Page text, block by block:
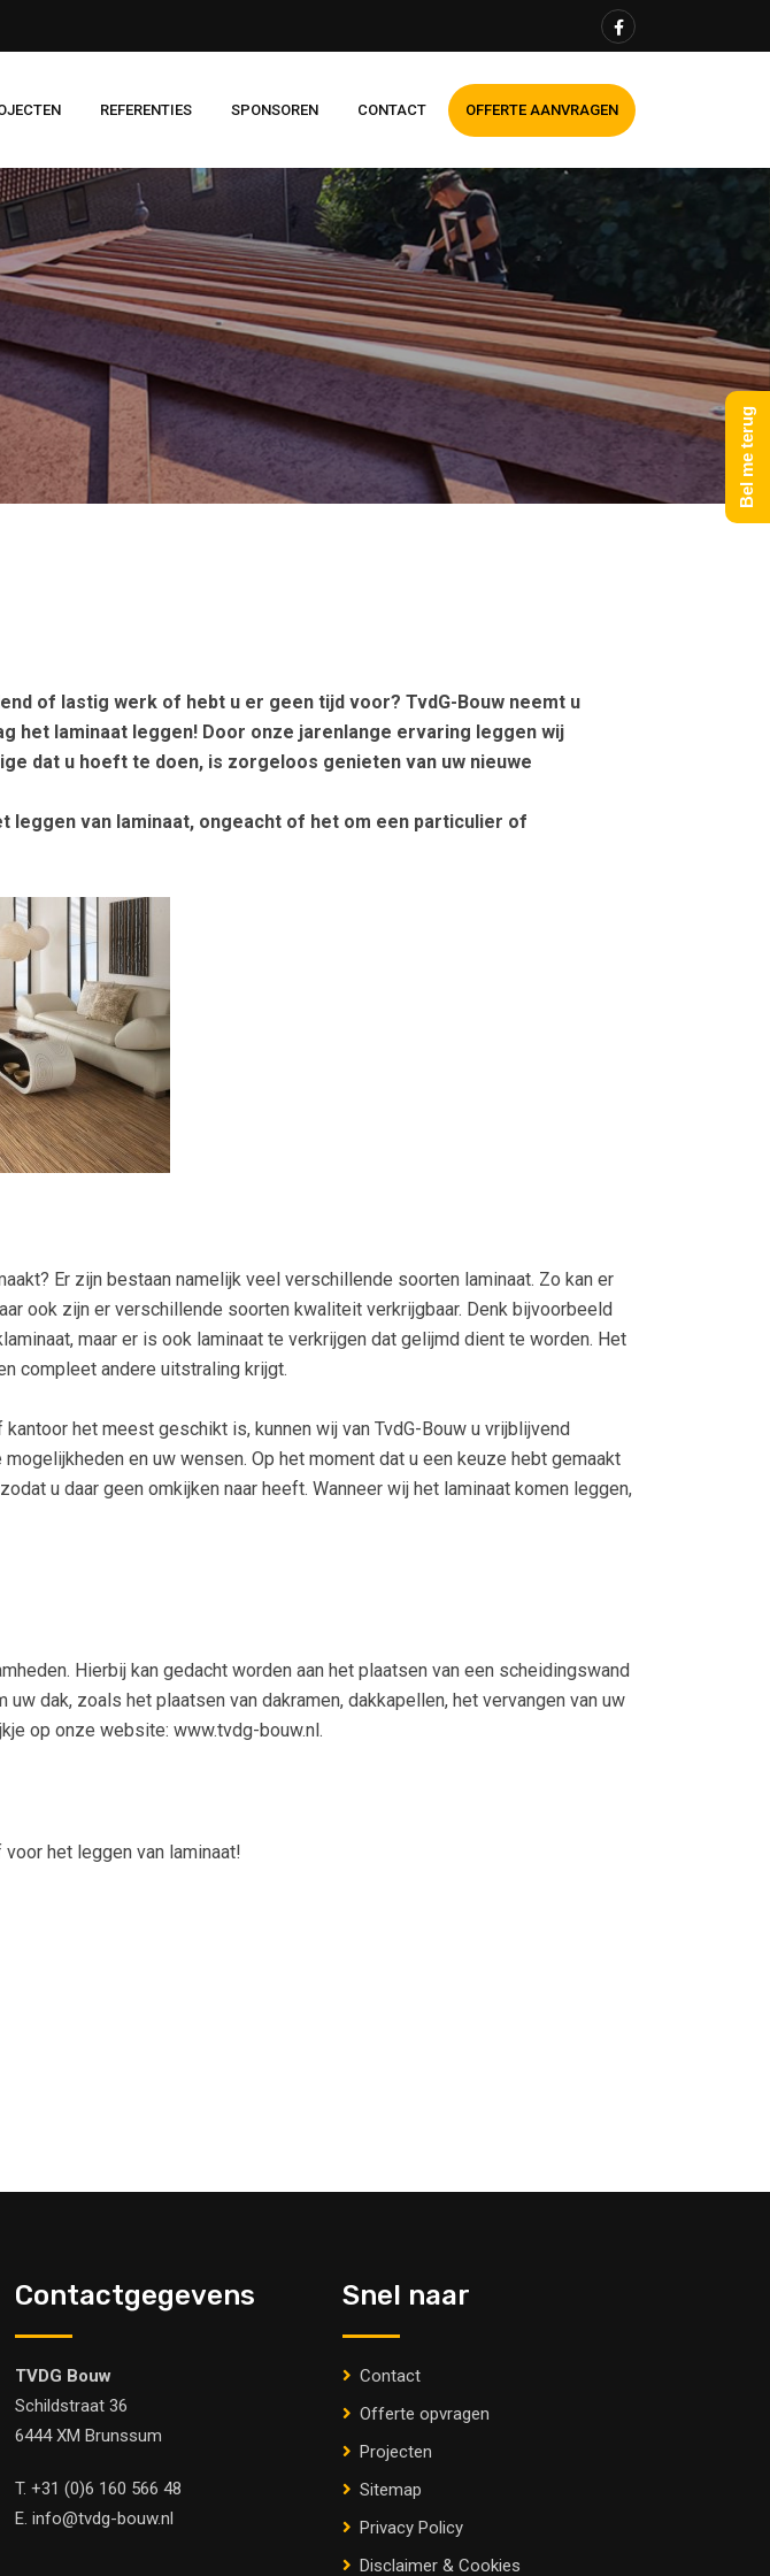
REFERENTIES SPONSOREN CONTACT OFFERTE AANVRAGEN
of lastig werk of hebt u er geen tijd voor? TvdG-Bouw neemt u
het laminaat leggen! Door onze jarenlange ervaring leggen wij
dat u hoeft te doen, is zorgeloos genieten van uw nieuwe
van laminaat, ongeacht of het om een particulier of
Er zijn bestaan namelijk veel verschillende soorten laminaat. Zo kan er
ook zijn er verschillende soorten kwaliteit verkrijgbaar. Denk bijvoorbeeld
maar er is ook laminaat te verkrijgen dat gelijmd dient te worden. Het
compleet andere uitstraling krijgt.
het meest geschikt is, kunnen wij van TvdG-Bouw u vrijblijvend
en uw wensen. Op het moment dat u een keuze hebt gemaakt
u daar geen omkijken naar heeft. Wanneer wij het laminaat komen leggen,
Hierbij kan gedacht worden aan het plaatsen van een scheidingswand
dak, zoals het plaatsen van dakramen, dakkapellen, het vervangen van uw
op onze website: www.tvdg-bouw.nl.
het leggen van laminaat!
Contactgegevens
TVDG Bouw
Schildstraat 36
6444 XM Brunssum
T. +31 (0)6 160 566 48
E. info@tvdg-bouw.nl
Snel naar
Contact
Offerte opvragen
Projecten
Sitemap
Privacy Policy
Disclaimer & Cookies
Bel me terug